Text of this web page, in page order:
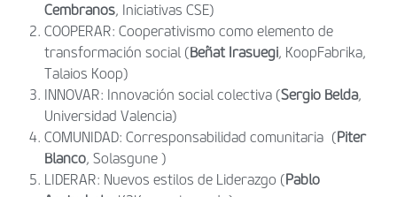
Cembranos, Iniciativas CSE)
COOPERAR: Cooperativismo como elemento de
transformación social (Beñat Irasuegi, KoopFabrika,
Talaios Koop)
INNOVAR: Innovación social colectiva (Sergio Belda,
Universidad Valencia)
COMUNIDAD: Corresponsabilidad comunitaria (Piter
Blanco, Solasgune )
LIDERAR: Nuevos estilos de Liderazgo (Pablo